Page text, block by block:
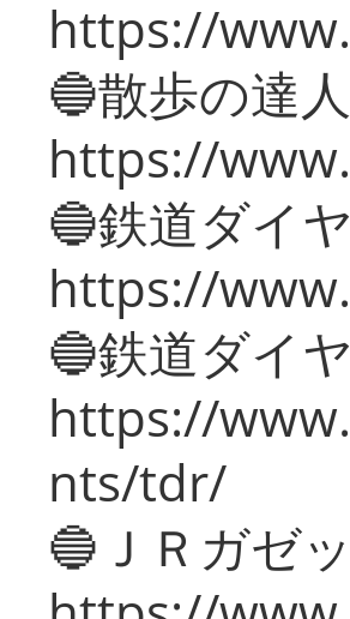
https://
🔵散歩の達人
https://
🔵鉄道ダイ
https://
🔵鉄道ダイ
https://
nts/tdr/
🔵ＪＲガゼ